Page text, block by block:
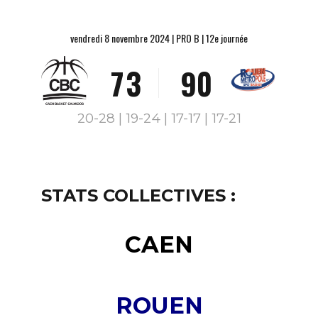
vendredi 8 novembre 2024 | PRO B | 12e journée
6
7
8
1
2
3
4
7
8
9
0
7
8
9
0
8
9
0
20-28 | 19-24 | 17-17 | 17-21
STATS COLLECTIVES :
CAEN
ROUEN